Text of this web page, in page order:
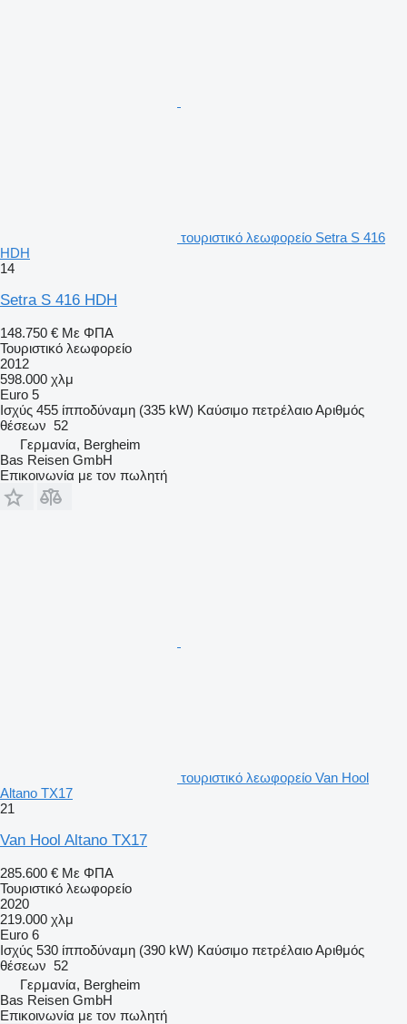
τουριστικό λεωφορείο Setra S 416
HDH
14
Setra S 416 HDH
148.750 € Με ΦΠΑ
Τουριστικό λεωφορείο
2012
598.000 χλμ
Euro 5
Ισχύς 455 ίπποδύναμη (335 kW) Καύσιμο πετρέλαιοΑριθμός
θέσεων 52
Γερμανία, Bergheim
Bas Reisen GmbH
Επικοινωνία με τον πωλητή
τουριστικό λεωφορείο Van Hool
Altano TX17
21
Van Hool Altano TX17
285.600 € Με ΦΠΑ
Τουριστικό λεωφορείο
2020
219.000 χλμ
Euro 6
Ισχύς 530 ίπποδύναμη (390 kW) Καύσιμο πετρέλαιοΑριθμός
θέσεων 52
Γερμανία, Bergheim
Bas Reisen GmbH
Επικοινωνία με τον πωλητή